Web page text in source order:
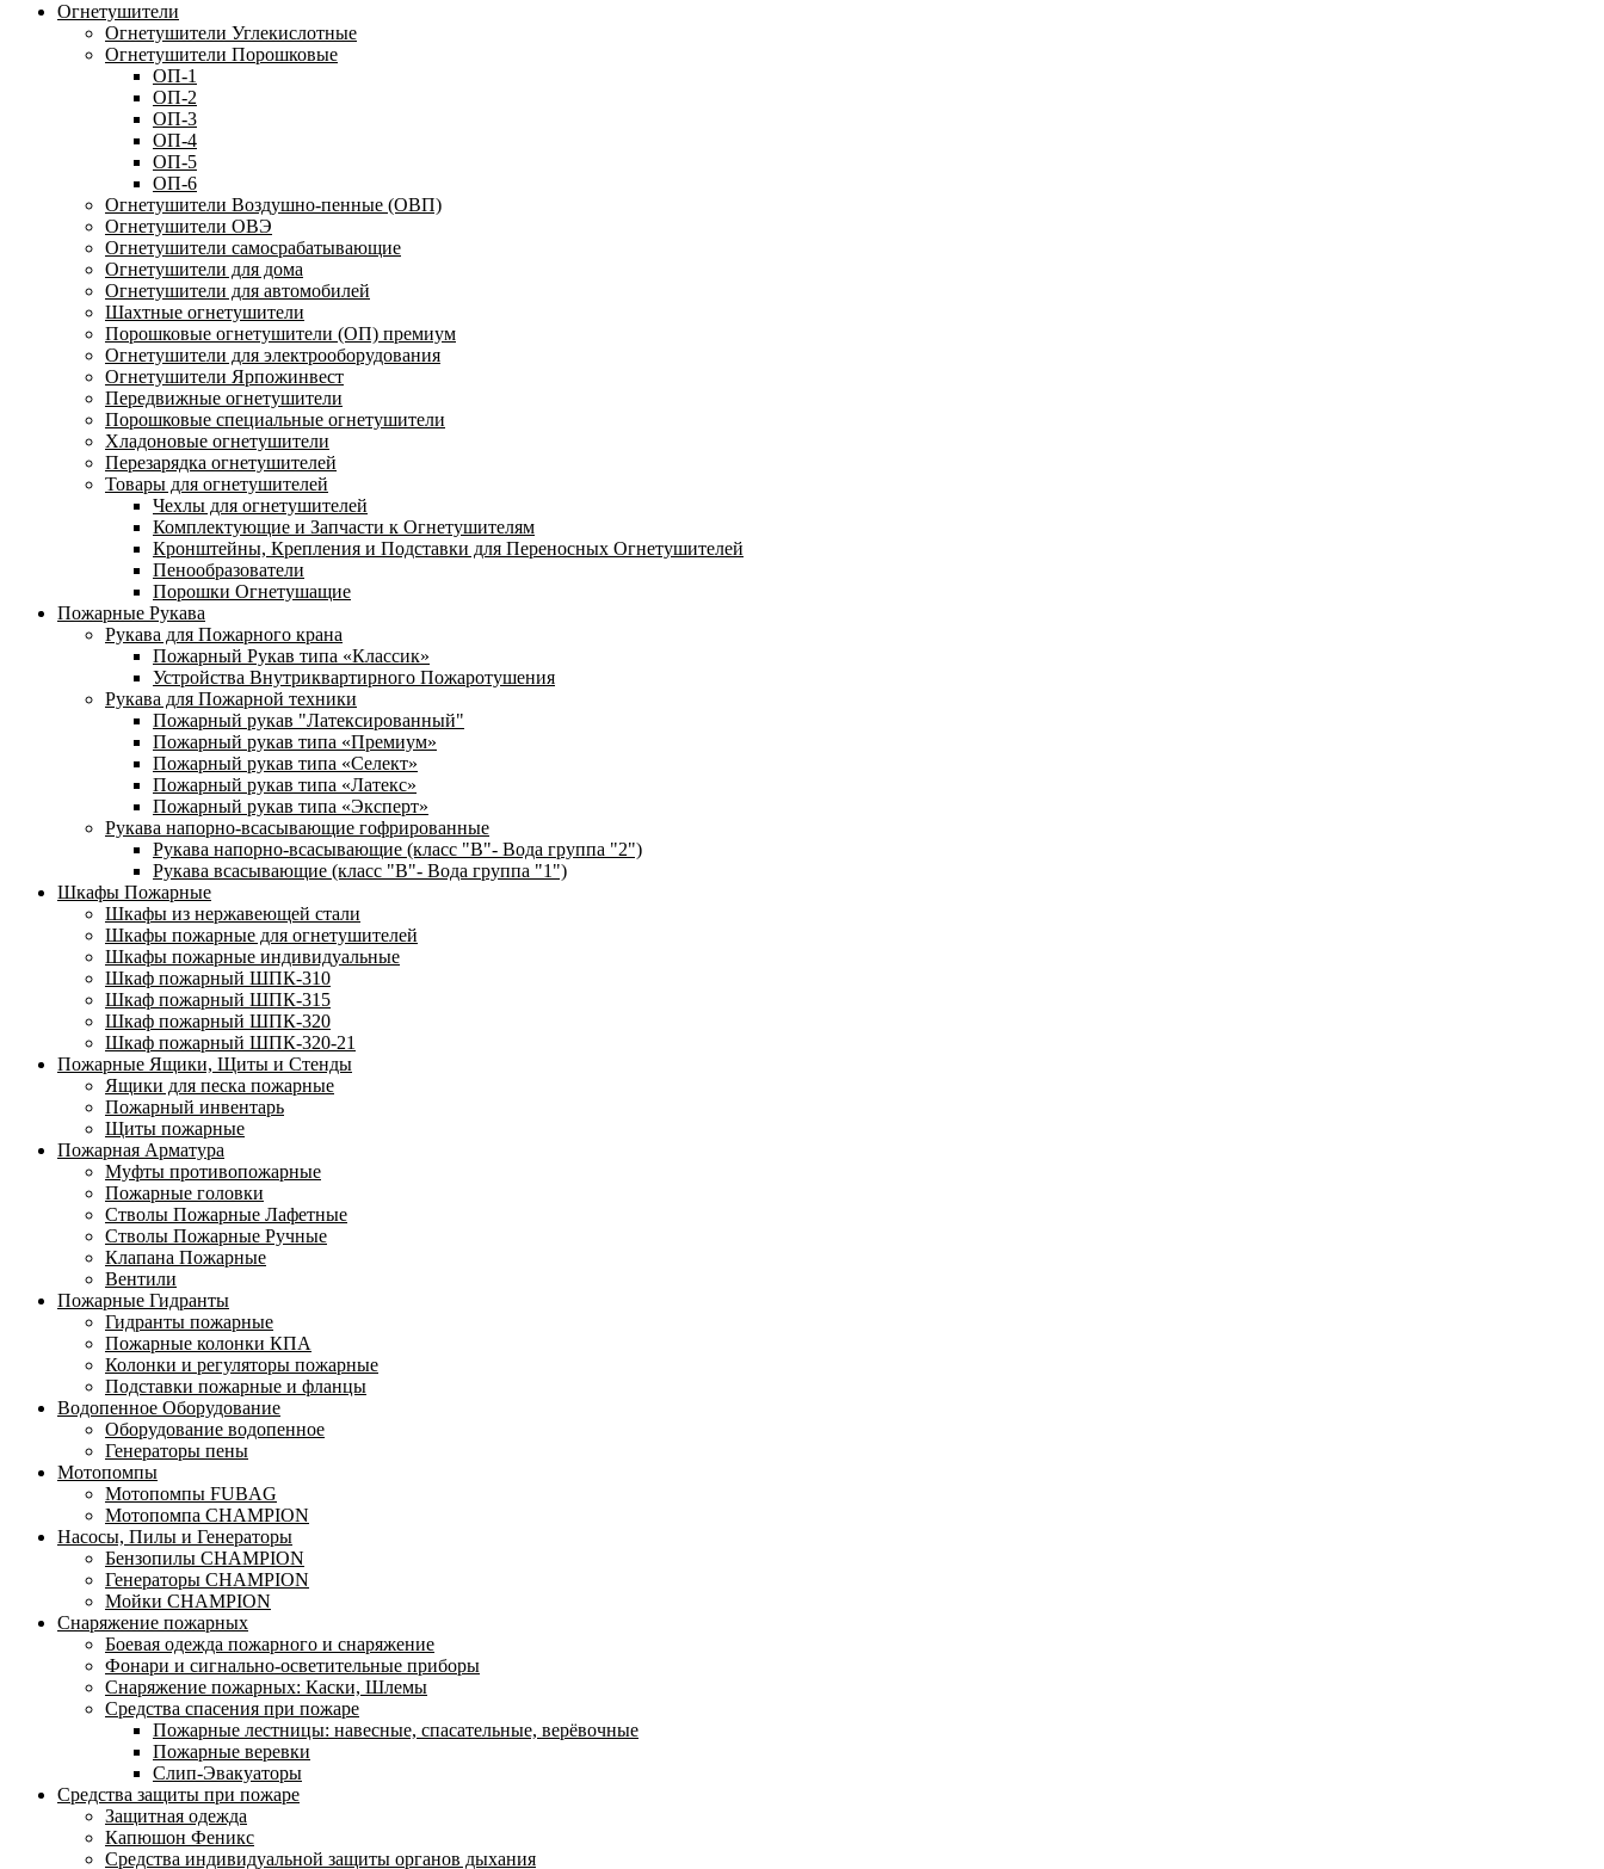
Огнетушители
Огнетушители Углекислотные
Огнетушители Порошковые
ОП-1
ОП-2
ОП-3
ОП-4
ОП-5
ОП-6
Огнетушители Воздушно-пенные (ОВП)
Огнетушители ОВЭ
Огнетушители самосрабатывающие
Огнетушители для дома
Огнетушители для автомобилей
Шахтные огнетушители
Порошковые огнетушители (ОП) премиум
Огнетушители для электрооборудования
Огнетушители Ярпожинвест
Передвижные огнетушители
Порошковые специальные огнетушители
Хладоновые огнетушители
Перезарядка огнетушителей
Товары для огнетушителей
Чехлы для огнетушителей
Комплектующие и Запчасти к Огнетушителям
Кронштейны, Крепления и Подставки для Переносных Огнетушителей
Пенообразователи
Порошки Огнетушащие
Пожарные Рукава
Рукава для Пожарного крана
Пожарный Рукав типа «Классик»
Устройства Внутриквартирного Пожаротушения
Рукава для Пожарной техники
Пожарный рукав "Латексированный"
Пожарный рукав типа «Премиум»
Пожарный рукав типа «Селект»
Пожарный рукав типа «Латекс»
Пожарный рукав типа «Эксперт»
Рукава напорно-всасывающие гофрированные
Рукава напорно-всасывающие (класс "В"- Вода группа "2")
Рукава всасывающие (класс "В"- Вода группа "1")
Шкафы Пожарные
Шкафы из нержавеющей стали
Шкафы пожарные для огнетушителей
Шкафы пожарные индивидуальные
Шкаф пожарный ШПК-310
Шкаф пожарный ШПК-315
Шкаф пожарный ШПК-320
Шкаф пожарный ШПК-320-21
Пожарные Ящики, Щиты и Стенды
Ящики для песка пожарные
Пожарный инвентарь
Щиты пожарные
Пожарная Арматура
Муфты противопожарные
Пожарные головки
Стволы Пожарные Лафетные
Стволы Пожарные Ручные
Клапана Пожарные
Вентили
Пожарные Гидранты
Гидранты пожарные
Пожарные колонки КПА
Колонки и регуляторы пожарные
Подставки пожарные и фланцы
Водопенное Оборудование
Оборудование водопенное
Генераторы пены
Мотопомпы
Мотопомпы FUBAG
Мотопомпа CHAMPION
Насосы, Пилы и Генераторы
Бензопилы CHAMPION
Генераторы CHAMPION
Мойки CHAMPION
Снаряжение пожарных
Боевая одежда пожарного и снаряжение
Фонари и сигнально-осветительные приборы
Снаряжение пожарных: Каски, Шлемы
Средства спасения при пожаре
Пожарные лестницы: навесные, спасательные, верёвочные
Пожарные веревки
Слип-Эвакуаторы
Средства защиты при пожаре
Защитная одежда
Капюшон Феникс
Средства индивидуальной защиты органов дыхания